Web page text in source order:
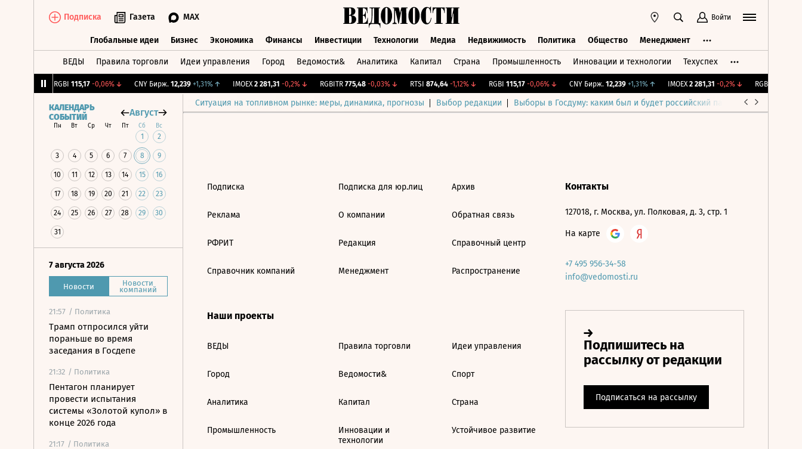
Подписка Газета MAX Войти
Глобальные идеи Бизнес Экономика Финансы Инвестиции Технологии Медиа Недвижимость Политика Общество Менеджмент
ВЕДЫ Правила торговли Идеи управления Город Ведомости& Аналитика Капитал Страна Промышленность Инновации и технологии Техуспех
RGBI 115,17 -0,06%↓ CNY Бирж. 12,239 +1,31%↑ IMOEX 2 281,31 -0,2%↓ RGBITR 775,48 -0,03%↓ RTSI 874,64 -1,12%↓ RGBI 115,17 -0,06%↓ CNY Бирж. 12,239 +1,31%↑ IMOEX 2 281,31 -0,2%↓ RGBITR
Ситуация на топливном рынке: меры, динамика, прогнозы Выбор редакции Выборы в Госдуму: каким был и будет российский парламент
КАЛЕНДАРЬ
СОБЫТИЙ
Август
Пн Вт Ср Чт Пт Сб Вс
1 2
3 4 5 6 7 8 9
10 11 12 13 14 15 16
17 18 19 20 21 22 23
24 25 26 27 28 29 30
31
7 августа 2026
Новости Новости
компаний
21:57 / Политика
Трамп отпросился уйти
пораньше во время
заседания в Госдепе
21:32 / Политика
Пентагон планирует
провести испытания
системы «Золотой купол» в
конце 2026 года
21:17 / Политика
Подписка
Реклама
РФРИТ
Справочник компаний
Подписка для юр.лиц
О компании
Редакция
Менеджмент
Архив
Обратная связь
Справочный центр
Распространение
Наши проекты
ВЕДЫ
Город
Аналитика
Промышленность
Правила торговли
Ведомости&
Капитал
Инновации и
технологии
Идеи управления
Спорт
Страна
Устойчивое развитие
Контакты
127018, г. Москва, ул. Полковая, д. 3, стр. 1
На карте
+7 495 956-34-58
info@vedomosti.ru